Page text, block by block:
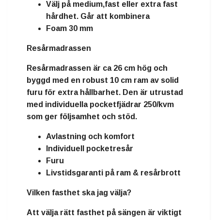
Välj på medium,fast eller extra fast
hårdhet. Går att kombinera
Foam 30 mm
Resårmadrassen
Resårmadrassen är ca 26 cm hög och
byggd med en robust 10 cm ram av solid
furu för extra hållbarhet. Den är utrustad
med individuella pocketfjädrar 250/kvm
som ger följsamhet och stöd.
Avlastning och komfort
Individuell pocketresår
Furu
Livstidsgaranti på ram & resårbrott
Vilken fasthet ska jag välja?
Att välja rätt fasthet på sängen är viktigt